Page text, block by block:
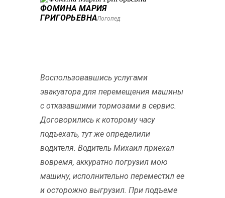
ФОМИНА МАРИЯ
ГРИГОРЬЕВНАЛогопед
Воспользовавшись услугами
эвакуатора для перемещения машины
с отказавшими тормозами в сервис.
Договорились к которому часу
подъехать, тут же определили
водителя. Водитель Михаил приехал
вовремя, аккуратно погрузил мою
машину, исполнительно переместил ее
и осторожно выгрузил. При подъеме